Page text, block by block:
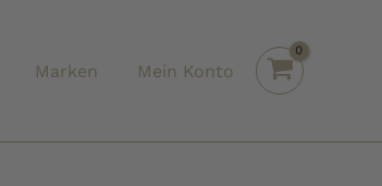
Marken Mein Konto